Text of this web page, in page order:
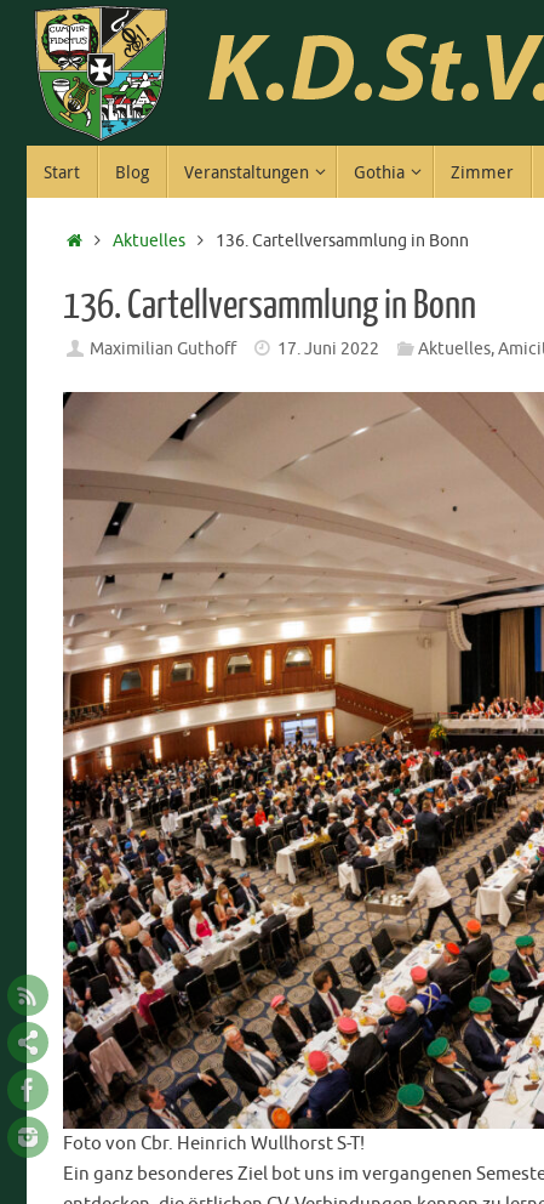
Zum
Inhalt
springen
Inhalt
Start Blog Veranstaltungen Gothia Zimmer
StartAktuelles 136. Cartellversammlung in Bonn
136. Cartellversammlung in Bonn
Maximilian Guthoff 17. Juni 2022 Aktuelles,
Foto von Cbr. Heinrich Wullhorst S-T!
Ein ganz besonderes Ziel bot uns im vergangenen